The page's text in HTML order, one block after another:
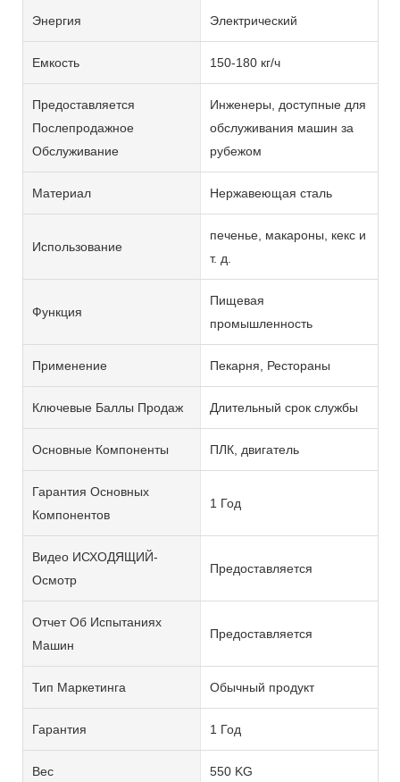
Энергия Электрический
Емкость 150-180 кг/ч
Предоставляется
Послепродажное
Обслуживание
Инженеры, доступные для
обслуживания машин за
рубежом
Материал Нержавеющая сталь
Использование
печенье, макароны, кекс и
т. д.
Функция
Пищевая
промышленность
Применение Пекарня, Рестораны
Ключевые Баллы Продаж Длительный срок службы
Основные Компоненты ПЛК, двигатель
Гарантия Основных
Компонентов
1 Год
Видео ИСХОДЯЩИЙ-
Осмотр
Предоставляется
Отчет Об Испытаниях
Машин
Предоставляется
Тип Маркетинга Обычный продукт
Гарантия 1 Год
Вес 550 KG